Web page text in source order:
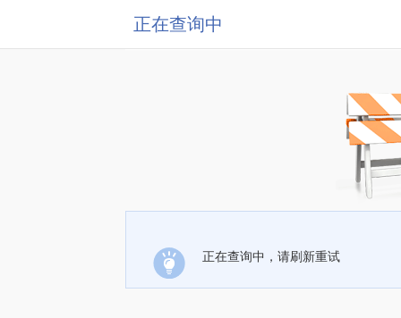
正在查询中
正在查询中，请刷新重试